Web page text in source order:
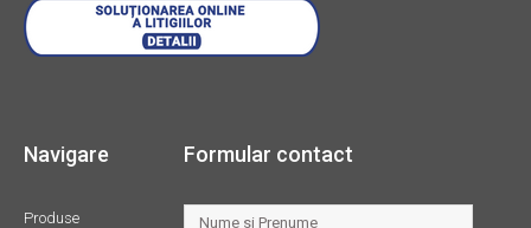
Navigare
Produse
Formular contact